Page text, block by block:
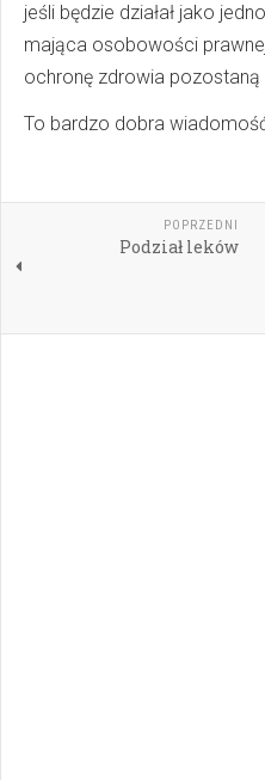
jeśli będzie działał jako
mająca osobowości
ochronę zdrowia
To bardzo dobra
POPRZEDNI
Podział leków